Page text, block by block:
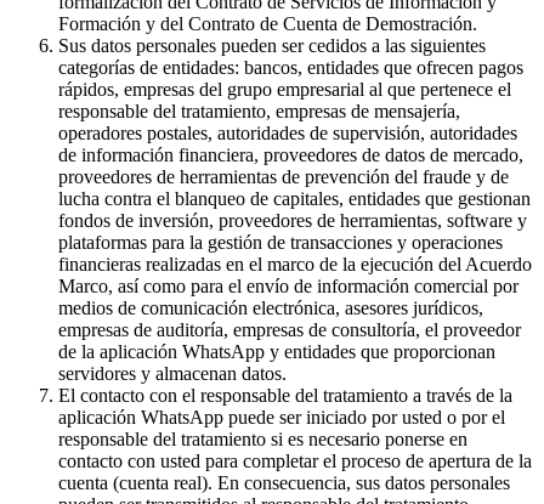
Formación y del Contrato de Cuenta de Demostración.
Sus datos personales pueden ser cedidos a las siguientes
categorías de entidades: bancos, entidades que ofrecen pagos
rápidos, empresas del grupo empresarial al que pertenece el
responsable del tratamiento, empresas de mensajería,
operadores postales, autoridades de supervisión, autoridades
de información financiera, proveedores de datos de mercado,
proveedores de herramientas de prevención del fraude y de
lucha contra el blanqueo de capitales, entidades que gestionan
fondos de inversión, proveedores de herramientas, software y
plataformas para la gestión de transacciones y operaciones
financieras realizadas en el marco de la ejecución del Acuerdo
Marco, así como para el envío de información comercial por
medios de comunicación electrónica, asesores jurídicos,
empresas de auditoría, empresas de consultoría, el proveedor
de la aplicación WhatsApp y entidades que proporcionan
servidores y almacenan datos.
El contacto con el responsable del tratamiento a través de la
aplicación WhatsApp puede ser iniciado por usted o por el
responsable del tratamiento si es necesario ponerse en
contacto con usted para completar el proceso de apertura de la
cuenta (cuenta real). En consecuencia, sus datos personales